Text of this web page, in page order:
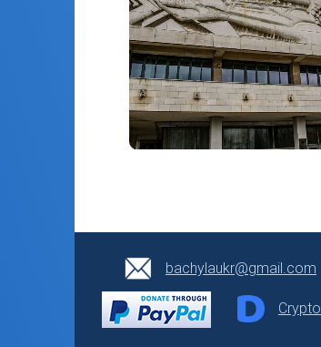
bachylaukr@gmail.com
Crypto